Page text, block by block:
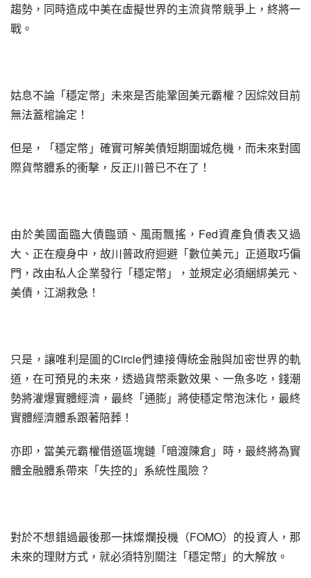
趨勢，同時造成中美在虛擬世界的主流貨幣競爭上，終將一
戰。
姑息不論「穩定幣」未來是否能鞏固美元霸權？因綜效目前
無法蓋棺論定！
但是，「穩定幣」確實可解美債短期圍城危機，而未來對國
際貨幣體系的衝擊，反正川普已不在了！
由於美國面臨大債臨頭、風雨飄搖，Fed資產負債表又過
大、正在瘦身中，故川普政府迴避「數位美元」正道取巧偏
門，改由私人企業發行「穩定幣」，並規定必須綑綁美元、
美債，江湖救急！
只是，讓唯利是圖的Circle們連接傳統金融與加密世界的軌
道，在可預見的未來，透過貨幣乘數效果、一魚多吃，錢潮
勢將灌爆實體經濟，最終「通膨」將使穩定幣泡沫化，最終
實體經濟體系跟著陪葬！
亦即，當美元霸權借道區塊鏈「暗渡陳倉」時，最終將為實
體金融體系帶來「失控的」系統性風險？
對於不想錯過最後那一抹燦爛投機（FOMO）的投資人，那
未來的理財方式，就必須特別關注「穩定幣」的大解放。